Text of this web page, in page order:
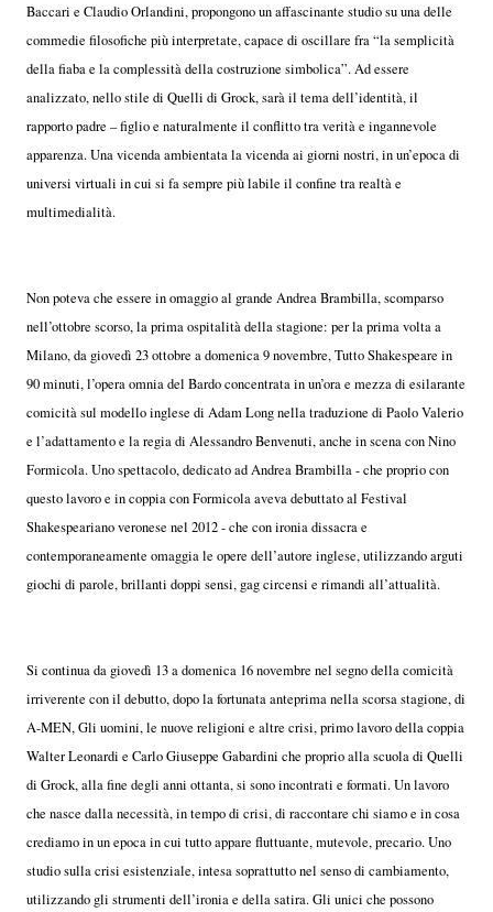
Baccari e Claudio Orlandini, propongono un affascinante studio su una delle
commedie filosofiche più interpretate, capace di oscillare fra “la semplicità
della fiaba e la complessità della costruzione simbolica”. Ad essere
analizzato, nello stile di Quelli di Grock, sarà il tema dell’identità, il
rapporto padre – figlio e naturalmente il conflitto tra verità e ingannevole
apparenza. Una vicenda ambientata la vicenda ai giorni nostri, in un’epoca di
universi virtuali in cui si fa sempre più labile il confine tra realtà e
multimedialità.
Non poteva che essere in omaggio al grande Andrea Brambilla, scomparso
nell’ottobre scorso, la prima ospitalità della stagione: per la prima volta a
Milano, da giovedì 23 ottobre a domenica 9 novembre, Tutto Shakespeare in
90 minuti, l’opera omnia del Bardo concentrata in un’ora e mezza di esilarante
comicità sul modello inglese di Adam Long nella traduzione di Paolo Valerio
e l’adattamento e la regia di Alessandro Benvenuti, anche in scena con Nino
Formicola. Uno spettacolo, dedicato ad Andrea Brambilla - che proprio con
questo lavoro e in coppia con Formicola aveva debuttato al Festival
Shakespeariano veronese nel 2012 - che con ironia dissacra e
contemporaneamente omaggia le opere dell’autore inglese, utilizzando arguti
giochi di parole, brillanti doppi sensi, gag circensi e rimandi all’attualità.
Si continua da giovedì 13 a domenica 16 novembre nel segno della comicità
irriverente con il debutto, dopo la fortunata anteprima nella scorsa stagione, di
A-MEN, Gli uomini, le nuove religioni e altre crisi, primo lavoro della coppia
Walter Leonardi e Carlo Giuseppe Gabardini che proprio alla scuola di Quelli
di Grock, alla fine degli anni ottanta, si sono incontrati e formati. Un lavoro
che nasce dalla necessità, in tempo di crisi, di raccontare chi siamo e in cosa
crediamo in un epoca in cui tutto appare fluttuante, mutevole, precario. Uno
studio sulla crisi esistenziale, intesa soprattutto nel senso di cambiamento,
utilizzando gli strumenti dell’ironia e della satira. Gli unici che possono